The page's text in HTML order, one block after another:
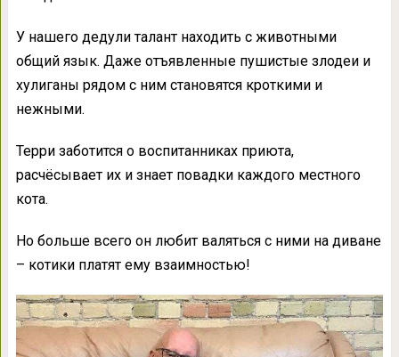
У нашего дедули талант находить с животными
общий язык. Даже отъявленные пушистые злодеи и
хулиганы рядом с ним становятся кроткими и
нежными.
Терри заботится о воспитанниках приюта,
расчёсывает их и знает повадки каждого местного
кота.
Но больше всего он любит валяться с ними на диване
– котики платят ему взаимностью!